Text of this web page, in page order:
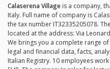
Calaserena Village is a company,
Italy. Full name of company is
the tax number IT32335205078.
located at the address: Via
We brings you a complete range
legal and financial data, facts,
Italian Registry. 10 employees